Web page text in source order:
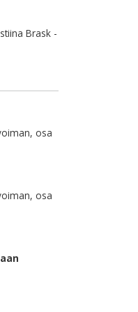
Brask -
osa
osa